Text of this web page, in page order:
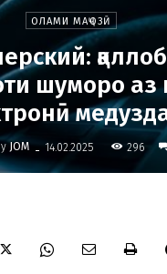
ОЛАМИ МАҶОЗӢ
шуморо аз
JOM - 14.02.2025 296